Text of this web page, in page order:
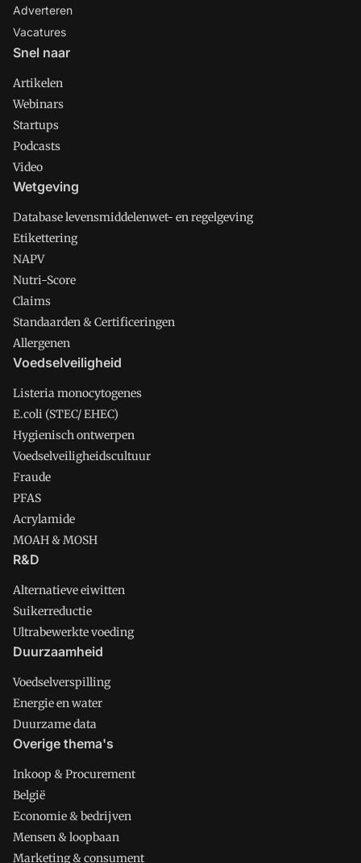
Adverteren
Vacatures
Snel naar
Artikelen
Webinars
Startups
Podcasts
Video
Wetgeving
Database levensmiddelenwet- en regelgeving
Etikettering
NAPV
Nutri-Score
Claims
Standaarden & Certificeringen
Allergenen
Voedselveiligheid
Listeria monocytogenes
E.coli (STEC/ EHEC)
Hygienisch ontwerpen
Voedselveiligheidscultuur
Fraude
PFAS
Acrylamide
MOAH & MOSH
R&D
Alternatieve eiwitten
Suikerreductie
Ultrabewerkte voeding
Duurzaamheid
Voedselverspilling
Energie en water
Duurzame data
Overige thema's
Inkoop & Procurement
België
Economie & bedrijven
Mensen & loopbaan
Marketing & consument